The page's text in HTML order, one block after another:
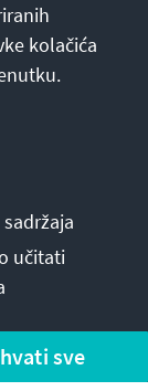
prepreka
2026
kolačića
učitati
sve